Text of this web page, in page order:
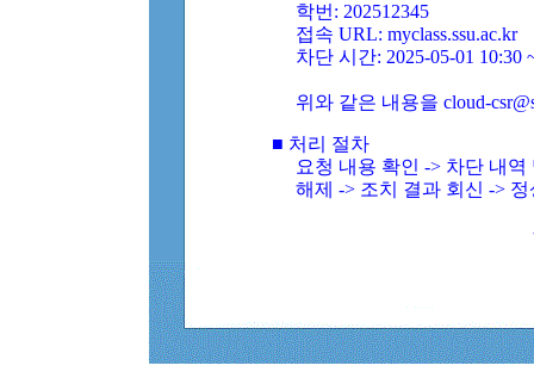
학번: 202512345
접속 URL: myclass.ssu.ac.kr
차단 시간: 2025-05-01 10:30
위와 같은 내용을 cloud-
■ 처리 절차
요청 내용 확인 -> 차단 내
해제 -> 조치 결과 회신 ->